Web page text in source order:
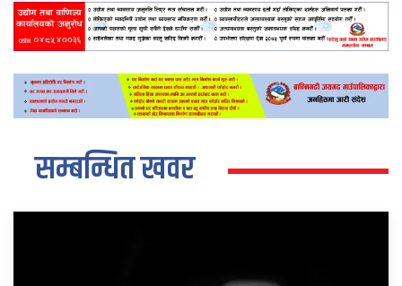
सम्बन्धित खवर